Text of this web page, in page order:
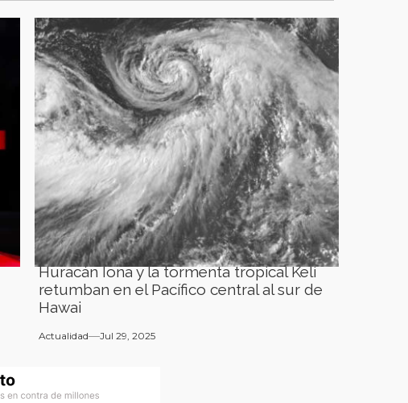
Huracán Iona y la tormenta tropical Keli
retumban en el Pacífico central al sur de
Hawai
Actualidad Jul 29, 2025